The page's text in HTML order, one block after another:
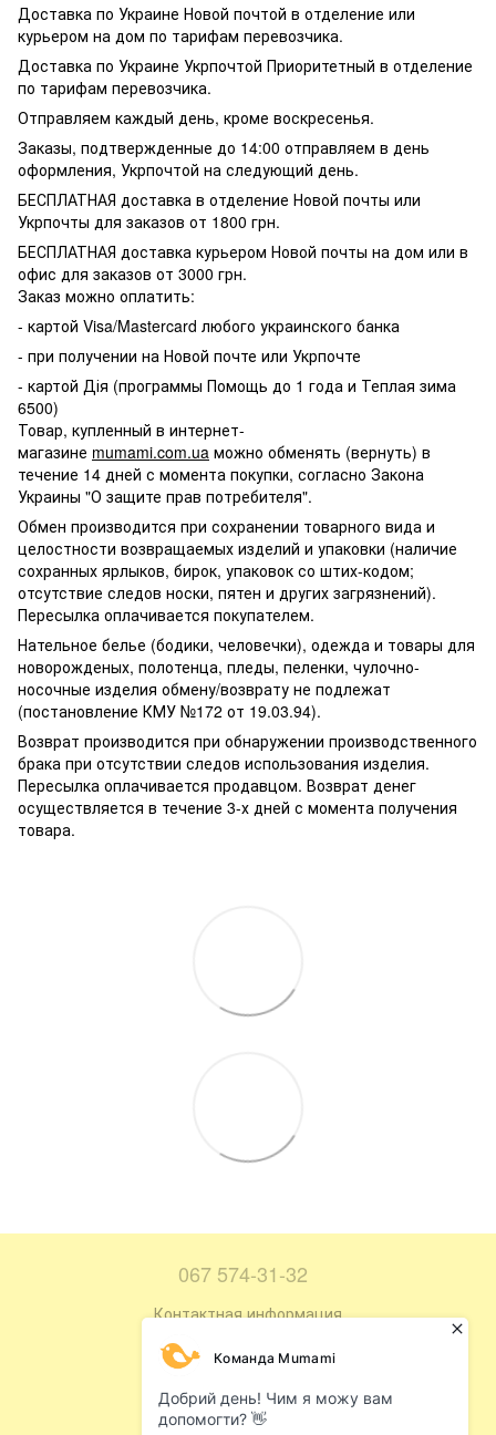
Доставка по Украине Новой почтой в отделение или
курьером на дом по тарифам перевозчика.
Доставка по Украине Укрпочтой Приоритетный в отделение
по тарифам перевозчика.
Отправляем каждый день, кроме воскресенья.
Заказы, подтвержденные до 14:00 отправляем в день
оформления, Укрпочтой на следующий день.
БЕСПЛАТНАЯ доставка в отделение Новой почты или
Укрпочты для заказов от 1800 грн.
БЕСПЛАТНАЯ доставка курьером Новой почты на дом или в
офис для заказов от 3000 грн.
Заказ можно оплатить:
- картой Visa/Mastercard любого украинского банка
- при получении на Новой почте или Укрпочте
- картой Дія (программы Помощь до 1 года и Теплая зима
6500)
Товар, купленный в интернет-
магазине mumami.com.ua можно обменять (вернуть) в
течение 14 дней с момента покупки, согласно Закона
Украины "О защите прав потребителя".
Обмен производится при сохранении товарного вида и
целостности возвращаемых изделий и упаковки (наличие
сохранных ярлыков, бирок, упаковок со штих-кодом;
отсутствие следов носки, пятен и других загрязнений).
Пересылка оплачивается покупателем.
Нательное белье (бодики, человечки), одежда и товары для
новорожденых, полотенца, пледы, пеленки, чулочно-
носочные изделия обмену/возврату не подлежат
(постановление КМУ №172 от 19.03.94).
Возврат производится при обнаружении производственного
брака при отсутствии следов использования изделия.
Пересылка оплачивается продавцом. Возврат денег
осуществляется в течение 3-х дней с момента получения
товара.
067 574-31-32
Контактная информация
Полная версия сайта
Карта сайта
© 2016—2026